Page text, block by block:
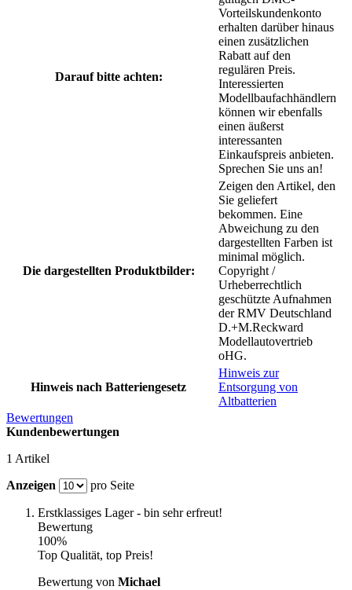
Darauf bitte achten:
Vorteilskundenkonto
erhalten darüber hinaus
einen zusätzlichen
Rabatt auf den
regulären Preis.
Interessierten
Modellbaufachhändlern
können wir ebenfalls
einen äußerst
interessanten
Einkaufspreis anbieten.
Sprechen Sie uns an!
Die dargestellten Produktbilder:
Zeigen den Artikel, den
Sie geliefert
bekommen. Eine
Abweichung zu den
dargestellten Farben ist
minimal möglich.
Copyright /
Urheberrechtlich
geschützte Aufnahmen
der RMV Deutschland
D.+M.Reckward
Modellautovertrieb
oHG.
Hinweis nach Batteriengesetz
Hinweis zur
Entsorgung von
Altbatterien
Bewertungen
Kundenbewertungen
1 Artikel
Anzeigen
pro Seite
Erstklassiges Lager - bin sehr erfreut!
Bewertung
100%
Top Qualität, top Preis!
Bewertung von Michael